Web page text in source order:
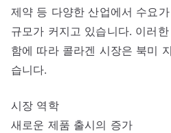
제약 등 다양한 산업에서 수요
규모가 커지고 있습니다. 이러
함에 따라 콜라겐 시장은 북미
습니다.
시장 역학
새로운 제품 출시의 증가